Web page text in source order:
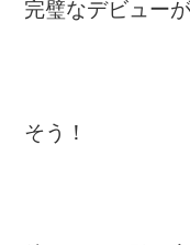
完璧なデビュー
そう！